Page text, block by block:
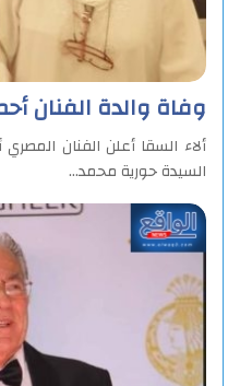
وفاة والدة الفنان
ألاء السقا أعلن الفنان
السيدة حورية محمد…